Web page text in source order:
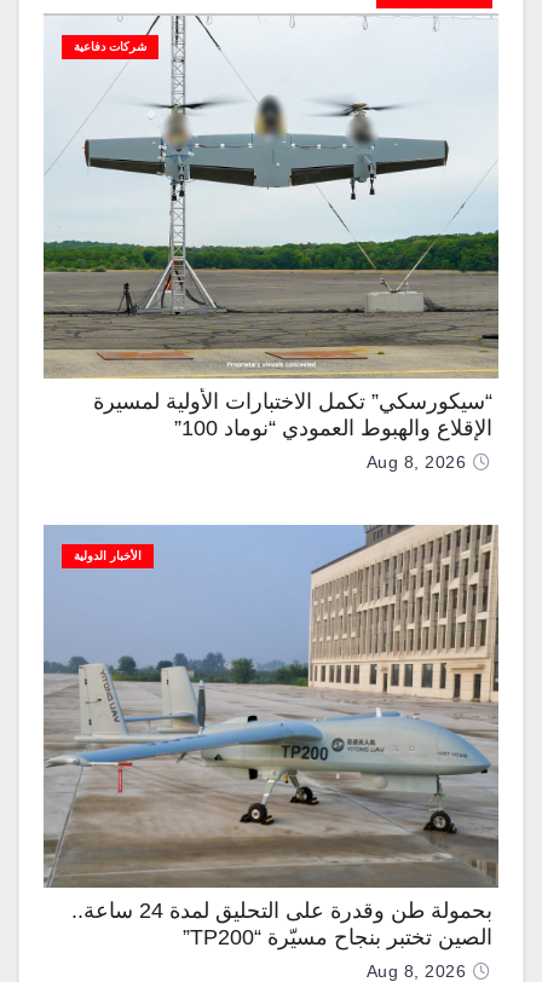
شركات دفاعية
“سيكورسكي” تكمل الاختبارات الأولية لمسيرة
الإقلاع والهبوط العمودي “نوماد 100”
Aug 8, 2026
الأخبار الدولية
بحمولة طن وقدرة على التحليق لمدة 24 ساعة..
الصين تختبر بنجاح مسيّرة “TP200”
Aug 8, 2026